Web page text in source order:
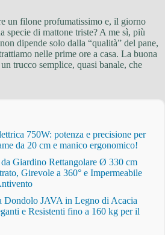
un filone profumatissimo e, il giorno
specie di mattone triste? A me sì, più
dipende solo dalla “qualità” del pane,
nelle prime ore a casa. La buona
trucco semplice, quasi banale, che
750W: potenza e precisione per
da 20 cm e manico ergonomico!
Giardino Rettangolare Ø 330 cm
Girevole a 360° e Impermeabile
Dondolo JAVA in Legno di Acacia
e Resistenti fino a 160 kg per il